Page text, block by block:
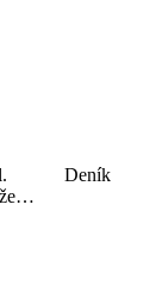
Deník
že…